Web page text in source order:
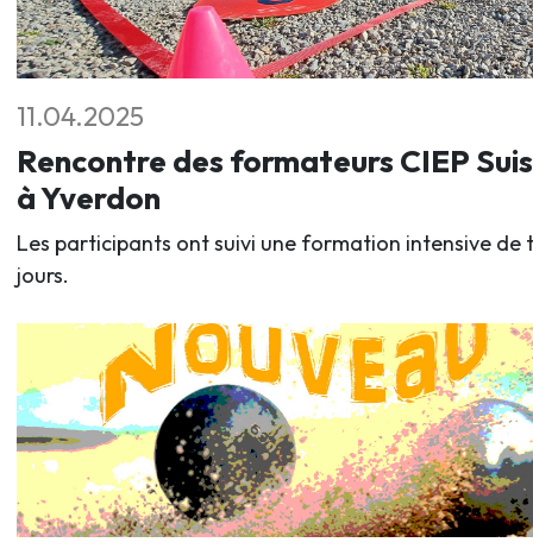
11.04.2025
Rencontre des formateurs CIEP
à Yverdon
Les participants ont suivi une formation intensive de
jours.